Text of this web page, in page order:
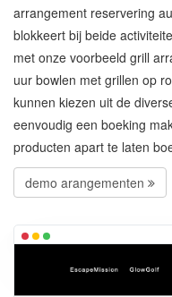
arrangement reservering
blokkeert bij beide
met onze voorbeeld grill
uur bowlen met grillen op
kunnen kiezen uit de
eenvoudig een boeking
producten apart te laten
demo arangementen